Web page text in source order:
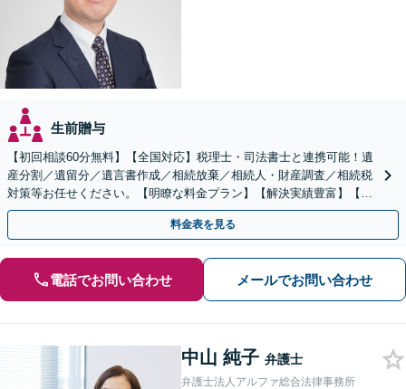
生前贈与
【初回相談60分無料】【全国対応】税理士・司法書士と連携可能！遺
産分割／遺留分／遺言書作成／相続放棄／相続人・財産調査／相続税
対策等お任せください。【明瞭な料金プラン】【解決実績豊富】【電
話相談可】
料金表を見る
電話でお問い合わせ メールでお問い合わせ
中山 純子 弁護士
弁護士法人アルファ総合法律事務所